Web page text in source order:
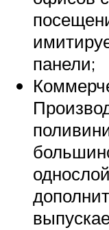
панели;